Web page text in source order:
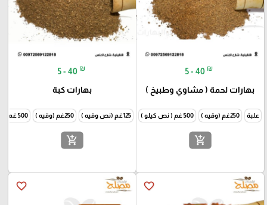
5 - 40 ₪
بهارات لحمة ( مشاوي وطبيخ )
علبة 250غم (وقيه ) 500 غم ( نص كيلو ) 1000غم (كيلو )
add_shopping_cart
5 - 40 ₪
بهارات كبة
125غم (نص وقيه ) 250غم (وقيه ) 500 غم ( نص كيلو )
add_shopping_cart
favorite_border
favorite_border